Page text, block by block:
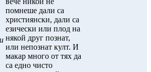
помнеше дали са
християнски, дали са
езически или плод на
някой друг познат,
или непознат култ. И
макар много от тях да
са едно чисто